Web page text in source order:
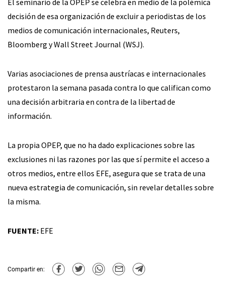
El seminario de la OPEP se celebra en medio de la polémica
decisión de esa organización de excluir a periodistas de los
medios de comunicación internacionales, Reuters,
Bloomberg y Wall Street Journal (WSJ).
Varias asociaciones de prensa austríacas e internacionales
protestaron la semana pasada contra lo que califican como
una decisión arbitraria en contra de la libertad de
información.
La propia OPEP, que no ha dado explicaciones sobre las
exclusiones ni las razones por las que sí permite el acceso a
otros medios, entre ellos EFE, asegura que se trata de una
nueva estrategia de comunicación, sin revelar detalles sobre
la misma.
FUENTE: EFE
Compartir en: